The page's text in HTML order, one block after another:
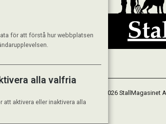
© 2026 StallMagasinet
för att förstå hur webbplatsen
alla valfria
att aktivera eller inaktivera alla